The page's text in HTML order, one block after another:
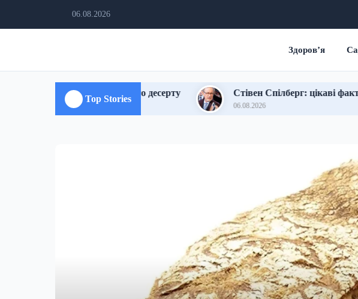
06.08.2026
Здоров’я
Top Stories
східного десерту Стівен Спілберг: цікаві факти про